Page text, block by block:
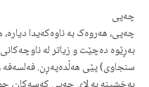
چەپی
چەپی، هەروەک بە ناوەکەیدا
بەڕێوە دەچێت و زیاتر لە
سنجاوی) پێی هەڵدەپەڕن. فەلسەفە